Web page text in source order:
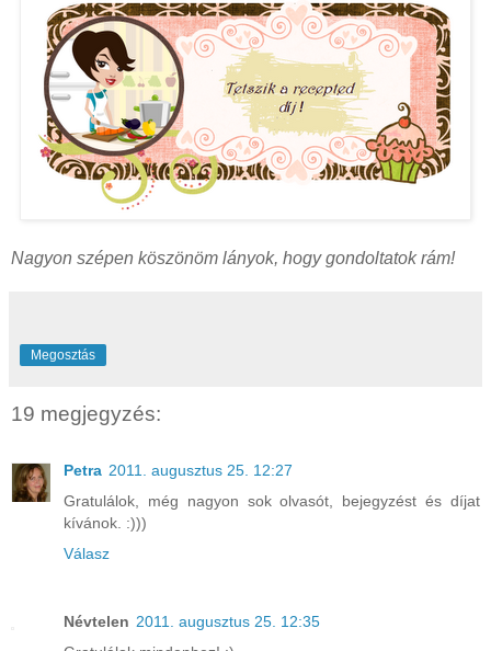
Nagyon szépen köszönöm lányok, hogy gondoltatok rám!
Megosztás
19 megjegyzés:
Petra 2011. augusztus 25. 12:27
Gratulálok, még nagyon sok olvasót, bejegyzést és díjat
kívánok. :)))
Válasz
Névtelen 2011. augusztus 25. 12:35